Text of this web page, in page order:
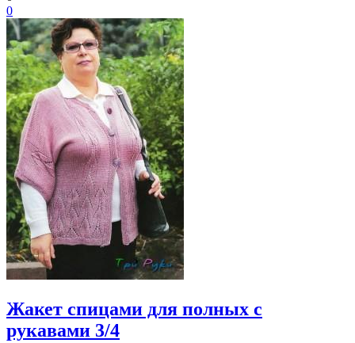
0
Жакет спицами для полных с
рукавами 3/4